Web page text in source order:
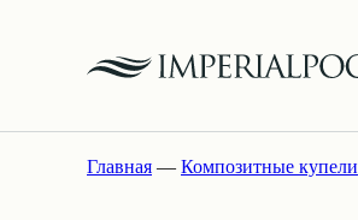
Главная — Композитные купели